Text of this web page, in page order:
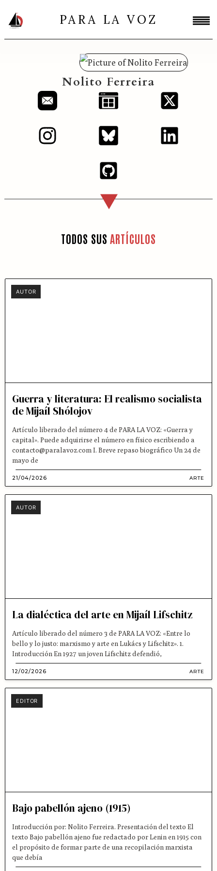
PARA LA VOZ
Nolito Ferreira
TODOS SUS ARTÍCULOS
AUTOR
ARTE
Guerra y literatura: El realismo socialista
de Mijaíl Shólojov
Artículo liberado del número 4 de PARA LA VOZ: «Guerra y
capital». Puede adquirirse el número en físico escribiendo a
contacto@paralavoz.com I. Breve repaso biográfico Un 24 de
mayo de
21/04/2026
AUTOR
ARTE
La dialéctica del arte en Mijaíl Lifschitz
Artículo liberado del número 3 de PARA LA VOZ: «Entre lo
bello y lo justo: marxismo y arte en Lukács y Lifschitz». 1.
Introducción En 1927 un joven Lifschitz defendió,
12/02/2026
EDITOR
Bajo pabellón ajeno (1915)
Introducción por: Nolito Ferreira. Presentación del texto El
texto Bajo pabellón ajeno fue redactado por Lenin en 1915 con
el propósito de formar parte de una recopilación marxista
que debía